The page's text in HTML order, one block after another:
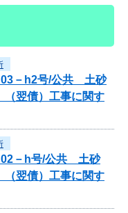
03－h2号/公共 土砂
（翌債）工事に関す
02－h号/公共 土砂
（翌債）工事に関す